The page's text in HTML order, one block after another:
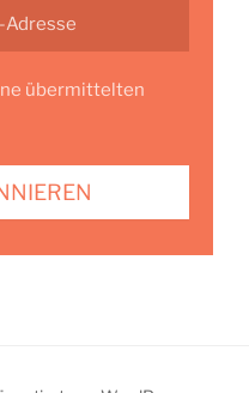
übermittelten